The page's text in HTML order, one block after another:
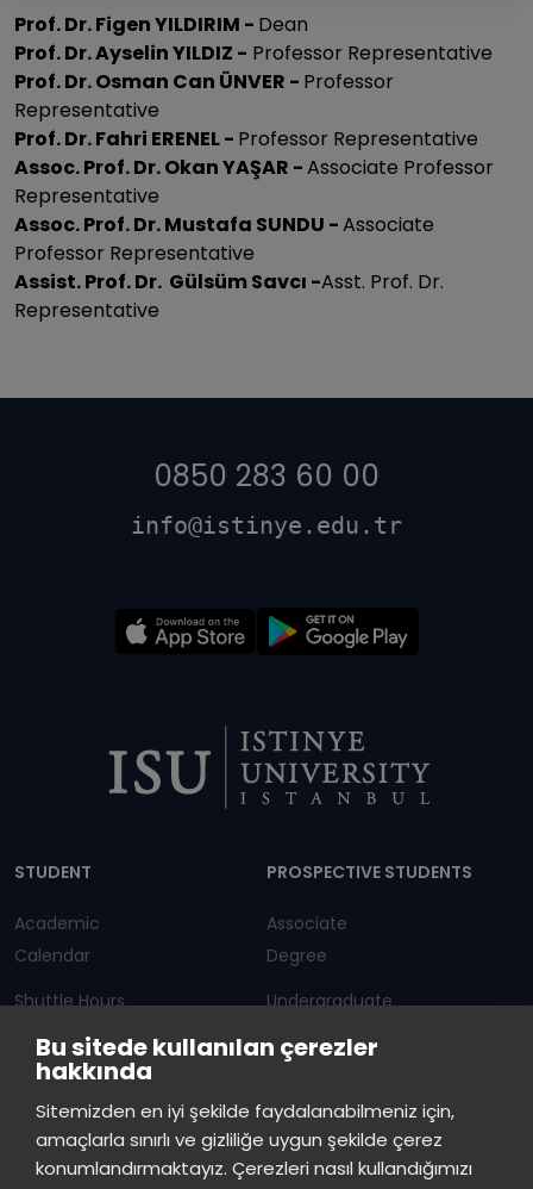
Bu sitede kullanılan çerezler
hakkında
Sitemizden en iyi şekilde faydalanabilmeniz için,
amaçlarla sınırlı ve gizliliğe uygun şekilde çerez
konumlandırmaktayız. Çerezleri nasıl kullandığımızı
Prof. Dr. Figen YILDIRIM - Dean
Prof. Dr. Ayselin YILDIZ - Professor Representative
Prof. Dr. Osman Can ÜNVER - Professor
Representative
Prof. Dr. Fahri ERENEL - Professor Representative
Assoc. Prof. Dr. Okan YAŞAR -Associate Professor
Representative
Assoc. Prof. Dr. Mustafa SUNDU -Associate
Professor Representative
Assist. Prof. Dr. Gülsüm Savcı -Asst. Prof. Dr.
Representative
0850 283 60 00
info@istinye.edu.tr
STUDENT
Academic
Calendar
Shuttle Hours
Announcements
PROSPECTIVE STUDENTS
Associate
Degree
Undergraduate
Graduate Programs
ISTINYE